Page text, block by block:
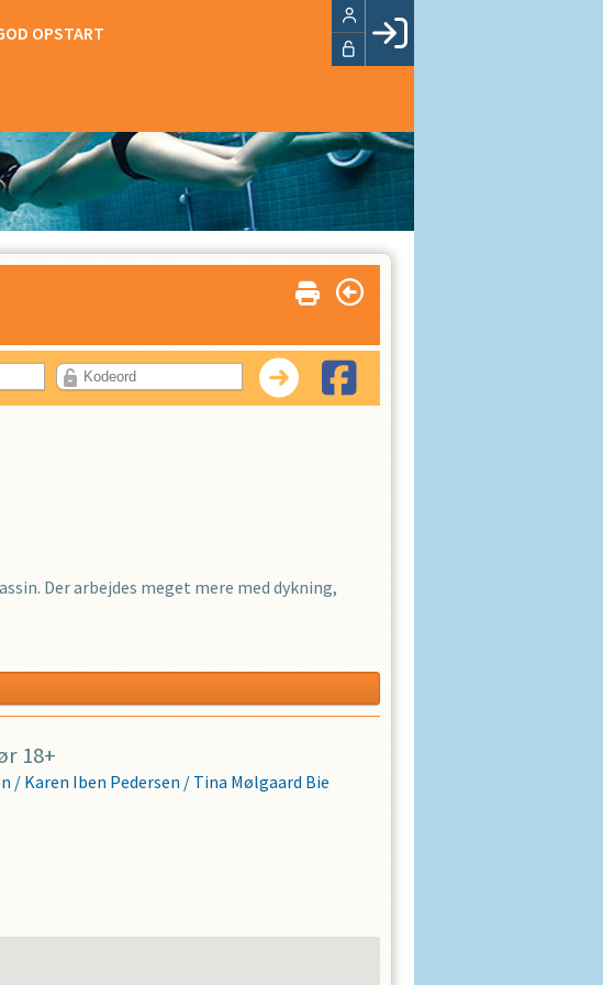
OPSTART
Glemt password
LOG IND
Der arbejdes meget mere med dykning,
og de andre stilarter. Vi arbejder med
18+
/ Karen Iben Pedersen / Tina Mølgaard Bie